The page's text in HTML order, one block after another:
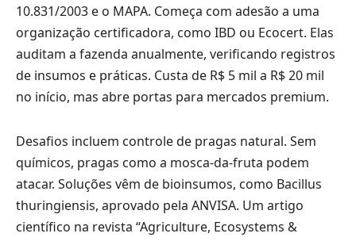
10.831/2003 e o MAPA. Começa com adesão a uma
organização certificadora, como IBD ou Ecocert. Elas
auditam a fazenda anualmente, verificando registros
de insumos e práticas. Custa de R$ 5 mil a R$ 20 mil
no início, mas abre portas para mercados premium.
Desafios incluem controle de pragas natural. Sem
químicos, pragas como a mosca-da-fruta podem
atacar. Soluções vêm de bioinsumos, como Bacillus
thuringiensis, aprovado pela ANVISA. Um artigo
científico na revista “Agriculture, Ecosystems &